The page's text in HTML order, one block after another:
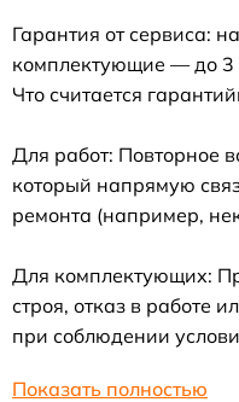
Гарантия от сервиса:
комплектующие — до 3
Что считается
Для работ: Повторное
который напрямую
ремонта (например,
Для комплектующих:
строя, отказ в работе
при соблюдении
Показать полностью